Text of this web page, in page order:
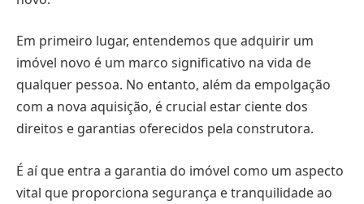
Em primeiro lugar, entendemos que adquirir um
imóvel novo é um marco significativo na vida de
qualquer pessoa. No entanto, além da empolgação
com a nova aquisição, é crucial estar ciente dos
direitos e garantias oferecidos pela construtora.
É aí que entra a garantia do imóvel como um aspecto
vital que proporciona segurança e tranquilidade ao